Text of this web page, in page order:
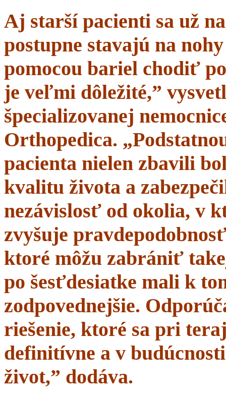
Aj starší pacienti sa už
postupne stavajú na
pomocou bariel chodiť
je veľmi dôležité,”
špecializovanej
Orthopedica.
pacienta nielen zbavili
kvalitu života a
nezávislosť od okolia, v
zvyšuje
ktoré môžu zabrániť
po šesťdesiatke mali k
zodpovednejšie.
riešenie, ktoré sa pri
definitívne a v
život,” dodáva.